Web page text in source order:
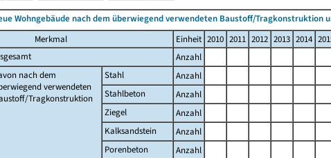
Wohngebäude nach dem überwiegend verwendeten Baustoff/Tragkonstruktion
Merkmal
Einheit 2010 2011 2012 2013 2014
Anzahl
nach dem
verwendeten
Tragkonstruktion
Stahl Anzahl
Stahlbeton
Anzahl
Ziegel
Anzahl
Kalksandstein
Anzahl
Porenbeton
Anzahl